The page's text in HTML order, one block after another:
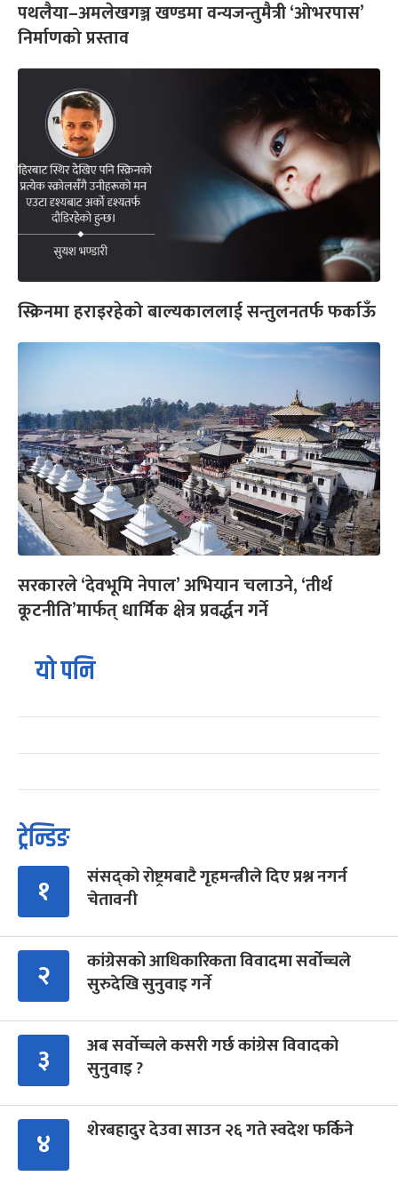
पथलैया–अमलेखगञ्ज खण्डमा वन्यजन्तुमैत्री ‘ओभरपास’
निर्माणको प्रस्ताव
स्क्रिनमा हराइरहेको बाल्यकाललाई सन्तुलनतर्फ फर्काऊँ
सरकारले ‘देवभूमि नेपाल’ अभियान चलाउने, ‘तीर्थ
कूटनीति’मार्फत् धार्मिक क्षेत्र प्रवर्द्धन गर्ने
यो पनि
ट्रेन्डिङ
१
संसद्को रोष्ट्रमबाटै गृहमन्त्रीले दिए प्रश्न नगर्न
चेतावनी
२
कांग्रेसको आधिकारिकता विवादमा सर्वोच्चले
सुरुदेखि सुनुवाइ गर्ने
३
अब सर्वोच्चले कसरी गर्छ कांग्रेस विवादको
सुनुवाइ ?
४ शेरबहादुर देउवा साउन २६ गते स्वदेश फर्किने